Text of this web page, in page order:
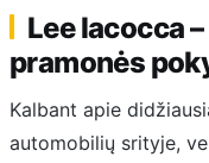
Lee Iacocca
pramonės
Kalbant apie
automobilių srityje,